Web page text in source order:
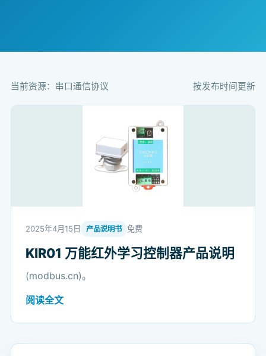
当前资源：串口通信协议 按发布时间更新
2025年4月15日 产品说明书 免费
KIR01 万能红外学习控制器产品说明
(modbus.cn)。
阅读全文